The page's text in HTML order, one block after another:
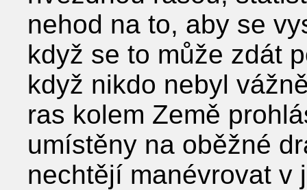
nehod na to, aby se
když se to může zdát
když nikdo nebyl
ras kolem Země
umístěny na oběžné
nechtějí manévrovat v